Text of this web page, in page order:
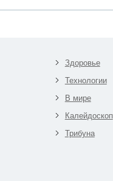
Здоровье
Технологии
В мире
Калейдоскоп
Трибуна